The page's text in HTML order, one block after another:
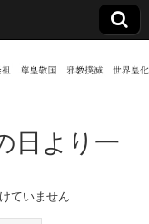
日より一
ていません